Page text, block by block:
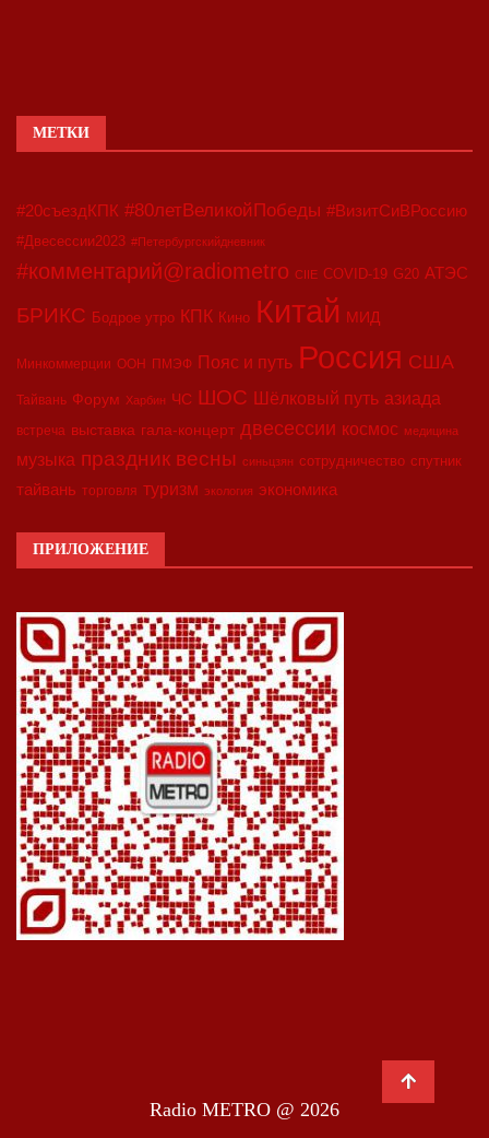
МЕТКИ
#20съездКПК #80летВеликойПобеды #ВизитСиВРоссию
#Двесессии2023 #Петербургскийдневник
#комментарий@radiometro CIIE COVID-19 G20 АТЭС
БРИКС Бодрое утро КПК Кино Китай МИД
Минкоммерции ООН ПМЭФ Пояс и путь Россия США
Тайвань Форум Харбин ЧС ШОС Шёлковый путь азиада
встреча выставка гала-концерт двесессии космос медицина
музыка праздник весны синьцзян сотрудничество спутник
тайвань торговля туризм экология экономика
ПРИЛОЖЕНИЕ
Radio METRO @ 2026